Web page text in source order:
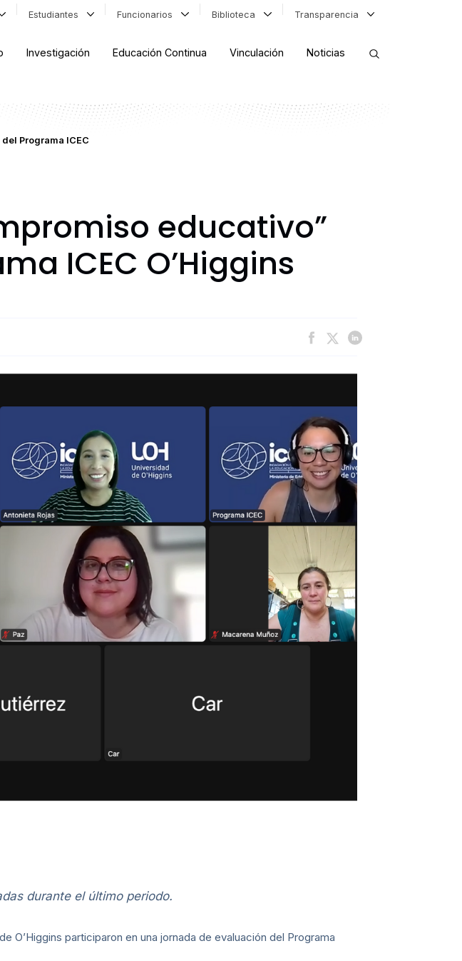
Estudiantes Funcionarios Biblioteca Transparencia
Investigación Educación Continua Vinculación Noticias
Programa ICEC
educativo”
ICEC O’Higgins
durante el último periodo.
O’Higgins participaron en una jornada de evaluación del Programa